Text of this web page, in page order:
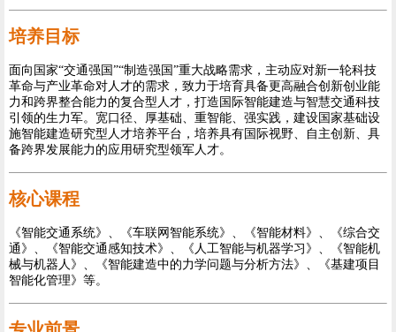
培养目标
面向国家“交通强国”“制造强国”重大战略需求，主动应对新一轮科技
革命与产业革命对人才的需求，致力于培育具备更高融合创新创业能
力和跨界整合能力的复合型人才，打造国际智能建造与智慧交通科技
引领的生力军。宽口径、厚基础、重智能、强实践，建设国家基础设
施智能建造研究型人才培养平台，培养具有国际视野、自主创新、具
备跨界发展能力的应用研究型领军人才。
核心课程
《智能交通系统》、《车联网智能系统》、《智能材料》、《综合交
通》、《智能交通感知技术》、《人工智能与机器学习》、《智能机
械与机器人》、《智能建造中的力学问题与分析方法》、《基建项目
智能化管理》等。